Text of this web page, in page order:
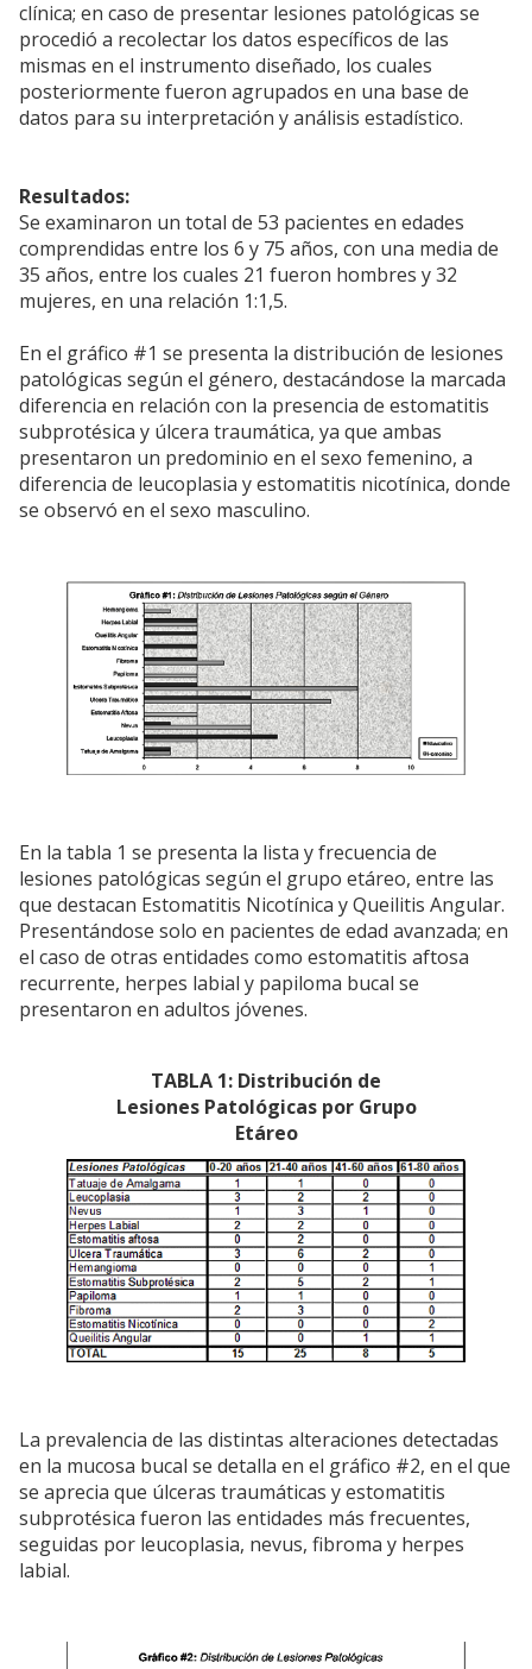
clínica; en caso de presentar lesiones patológicas se
procedió a recolectar los datos específicos de las
mismas en el instrumento diseñado, los cuales
posteriormente fueron agrupados en una base de
datos para su interpretación y análisis estadístico.
Resultados:
Se examinaron un total de 53 pacientes en edades
comprendidas entre los 6 y 75 años, con una media de
35 años, entre los cuales 21 fueron hombres y 32
mujeres, en una relación 1:1,5.
En el gráfico #1 se presenta la distribución de lesiones
patológicas según el género, destacándose la marcada
diferencia en relación con la presencia de estomatitis
subprotésica y úlcera traumática, ya que ambas
presentaron un predominio en el sexo femenino, a
diferencia de leucoplasia y estomatitis nicotínica, donde
se observó en el sexo masculino.
En la tabla 1 se presenta la lista y frecuencia de
lesiones patológicas según el grupo etáreo, entre las
que destacan Estomatitis Nicotínica y Queilitis Angular.
Presentándose solo en pacientes de edad avanzada; en
el caso de otras entidades como estomatitis aftosa
recurrente, herpes labial y papiloma bucal se
presentaron en adultos jóvenes.
TABLA 1: Distribución de
Lesiones Patológicas por Grupo
Etáreo
La prevalencia de las distintas alteraciones detectadas
en la mucosa bucal se detalla en el gráfico #2, en el que
se aprecia que úlceras traumáticas y estomatitis
subprotésica fueron las entidades más frecuentes,
seguidas por leucoplasia, nevus, fibroma y herpes
labial.